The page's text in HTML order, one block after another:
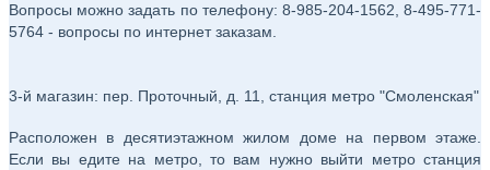
Вопросы можно задать по телефону: 8-985-204-1562, 8-495-771-
5764 - вопросы по интернет заказам.
3-й магазин: пер. Проточный, д. 11, станция метро "Смоленская"
Расположен в десятиэтажном жилом доме на первом этаже.
Если вы едите на метро, то вам нужно выйти метро станция